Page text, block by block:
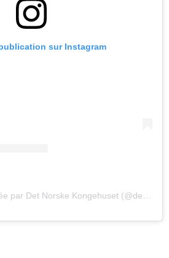
sur Instagram
Une publication partagée par Det Norske Kongehuset (@detnorskekongehus)